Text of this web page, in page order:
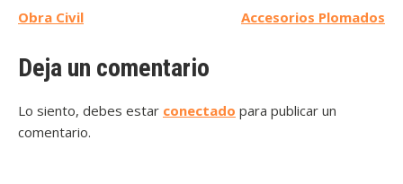
Navegación
entradas
Obra Civil Accesorios Plomados
Deja un comentario
Lo siento, debes estar conectado para publicar un
comentario.